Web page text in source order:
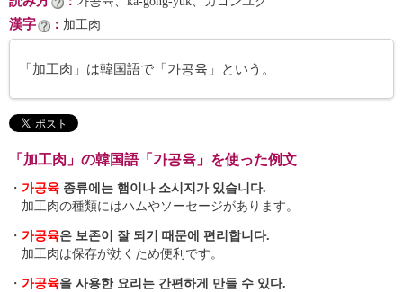
漢字 ： 加工肉
「加工肉」は韓国語で「가공육」という。
「加工肉」の韓国語「가공육」を使った例文
・ 가공육 종류에는 햄이나 소시지가 있습니다.
加工肉の種類にはハムやソーセージがあります。
・ 가공육은 보존이 잘 되기 때문에 편리합니다.
加工肉は保存が効くため便利です。
・ 가공육을 사용한 요리는 간편하게 만들 수 있다.